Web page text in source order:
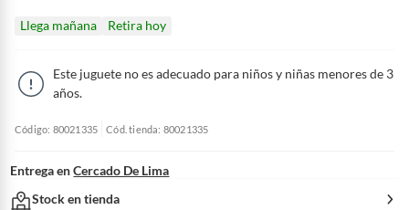
Llega mañana Retira hoy
Este juguete no es adecuado para niños y niñas menores de 3
años.
Código: 80021335 Cód. tienda: 80021335
Entrega en Cercado De Lima
Stock en tienda